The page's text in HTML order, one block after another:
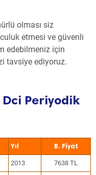
olması siz
etmesi ve güvenli
edebilmeniz için
tavsiye ediyoruz.
Periyodik
Yıl
2013 7638 TL